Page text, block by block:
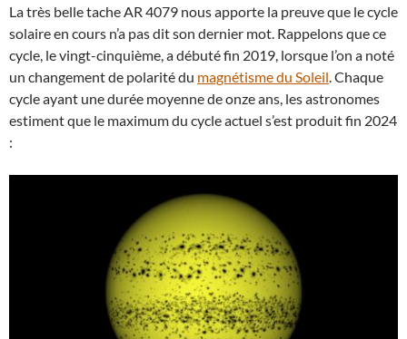
La très belle tache AR 4079 nous apporte la preuve que le cycle
solaire en cours n’a pas dit son dernier mot. Rappelons que ce
cycle, le vingt-cinquième, a débuté fin 2019, lorsque l’on a noté
un changement de polarité du magnétisme du Soleil. Chaque
cycle ayant une durée moyenne de onze ans, les astronomes
estiment que le maximum du cycle actuel s’est produit fin 2024
: